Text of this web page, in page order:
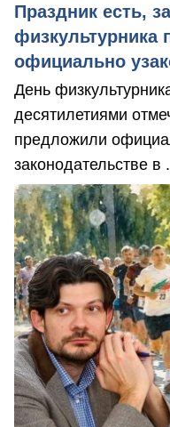
Праздник есть,
физкультурника
официально
День
десятилетиями
предложили
законодательстве в